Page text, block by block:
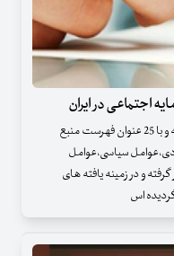
اجتماعی در ایران
در این مقاله علمی و پژوهشی که در 19 صفحه و با 25 عنوان فهرست منبع
سیاسی،عوامل
و در زمینه یافته های
اس